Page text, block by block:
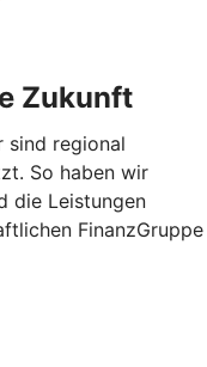
Zukunft
sind regional
So haben wir
die Leistungen
FinanzGruppe